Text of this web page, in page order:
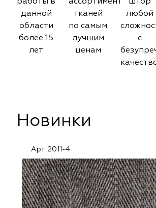
данной
области
более 15
лет
тканей
по самым
лучшим
ценам
любой
с
Новинки
Арт. 2011-4